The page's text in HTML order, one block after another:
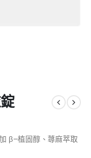
β–植固醇、蕁麻萃取